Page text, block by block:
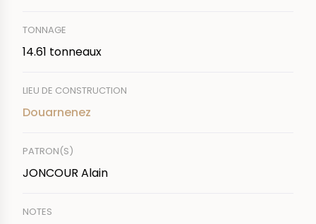
TONNAGE
14.61 tonneaux
LIEU DE CONSTRUCTION
Douarnenez
PATRON(S)
JONCOUR Alain
NOTES